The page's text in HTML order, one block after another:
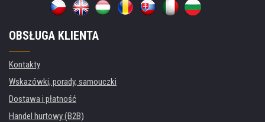
OBSŁUGA KLIENTA
Kontakty
Wskazówki, porady, samouczki
Dostawa i płatność
Handel hurtowy (B2B)